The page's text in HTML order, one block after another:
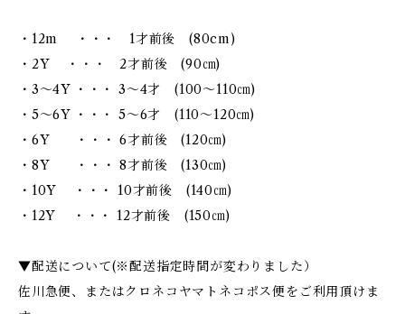
・12m ・・・ 1才前後 (80cm)
・2Y ・・・ 2才前後 (90㎝)
・3～4Y ・・・ 3～4才 (100～110㎝)
・5～6Y ・・・ 5～6才 (110～120㎝)
・6Y ・・・ 6才前後 (120㎝)
・8Y ・・・ 8才前後 (130㎝)
・10Y ・・・ 10才前後 (140㎝)
・12Y ・・・ 12才前後 (150㎝)
▼配送について(※配送指定時間が変わりました）
佐川急便、またはクロネコヤマトネコポス便をご利用頂けま